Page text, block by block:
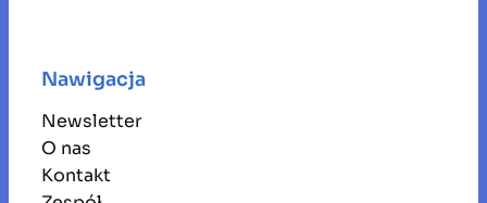
Nawigacja
Newsletter
O nas
Kontakt